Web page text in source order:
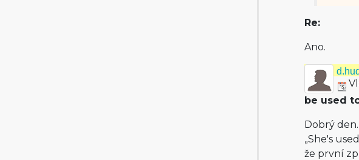
Re:
Ano.
be used
Dobrý
„She's
že první